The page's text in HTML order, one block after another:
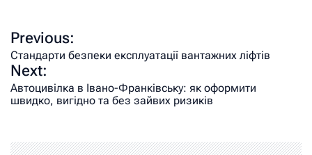
Previous:
Стандарти безпеки експлуатації вантажних ліфтів
Next:
Автоцивілка в Івано-Франківську: як оформити
швидко, вигідно та без зайвих ризиків